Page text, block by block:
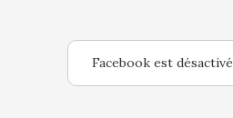
Facebook est désactivé